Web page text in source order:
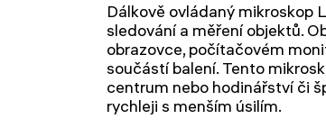
Dálkově ovládaný mikroskop
sledování a měření objektů.
obrazovce, počítačovém
součástí balení. Tento
centrum nebo hodinářství či
rychleji s menším úsilím.